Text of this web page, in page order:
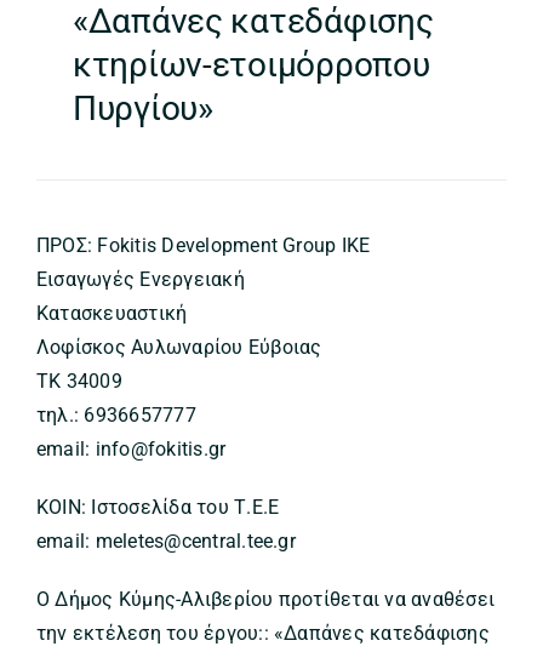
«Δαπάνες κατεδάφισης
κτηρίων-ετοιμόρροπου
Πυργίου»
ΠΡΟΣ: Fokitis Development Group ΙΚΕ
Εισαγωγές Ενεργειακή
Κατασκευαστική
Λοφίσκος Αυλωναρίου Εύβοιας
ΤΚ 34009
τηλ.: 6936657777
email: info@fokitis.gr
ΚΟΙΝ: Ιστοσελίδα του Τ.Ε.Ε
email: meletes@central.tee.gr
Ο Δήμος Κύμης-Αλιβερίου προτίθεται να αναθέσει
την εκτέλεση του έργου:: «Δαπάνες κατεδάφισης